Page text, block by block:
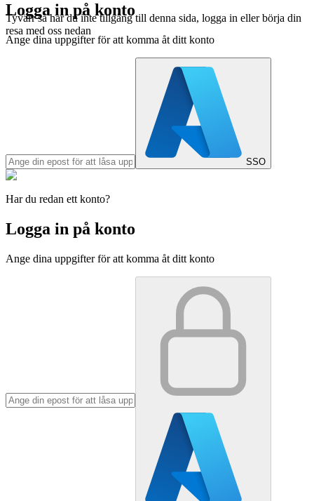
Tyvärr så har du inte tillgång till denna sida, logga in eller börja din
resa med oss nedan
Logga in på konto
Ange dina uppgifter för att komma åt ditt konto
SSO
Har du redan ett konto?
Logga in på konto
Ange dina uppgifter för att komma åt ditt konto